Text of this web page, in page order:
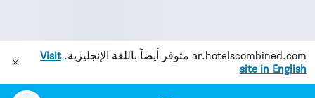
ar.hotelscombined.com متوفر أيضاً باللغة الإنجليزية.Visit
site in English